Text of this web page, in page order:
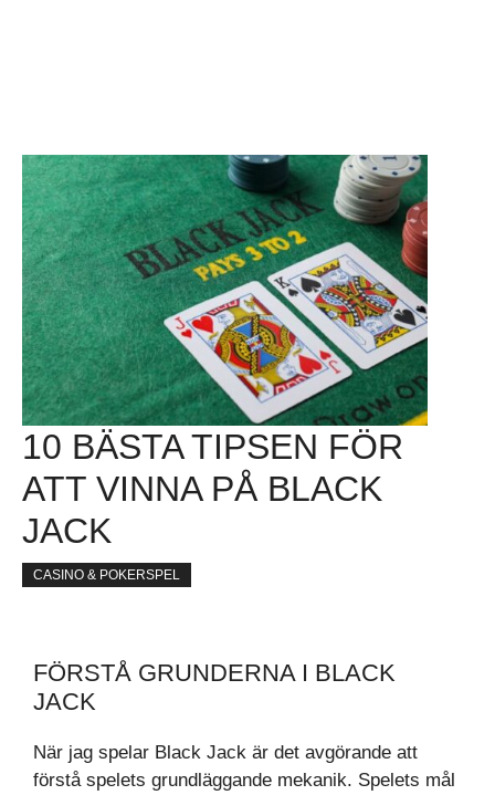
10 BÄSTA TIPSEN FÖR
ATT VINNA PÅ BLACK
JACK
CASINO & POKERSPEL
FÖRSTÅ GRUNDERNA I BLACK
JACK
När jag spelar Black Jack är det avgörande att
förstå spelets grundläggande mekanik. Spelets mål